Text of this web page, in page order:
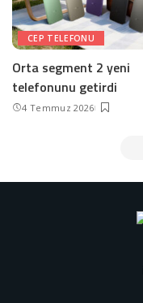
CEP TELEFONU
Orta segment 2 yeni
telefonunu getirdi
4 Temmuz 2026